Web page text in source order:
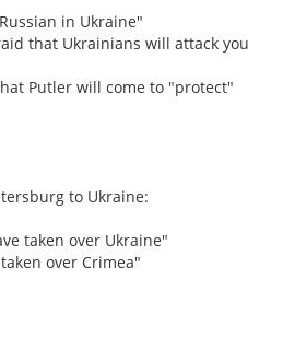
in Ukraine"
that Ukrainians will attack you
Putler will come to "protect"
to Ukraine:
taken over Ukraine"
over Crimea"